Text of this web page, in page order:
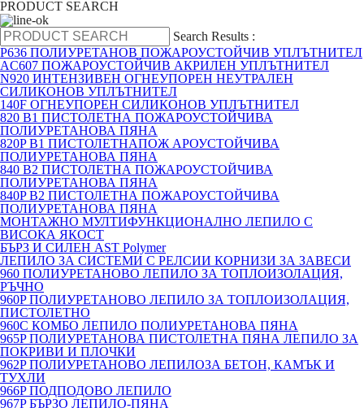
PRODUCT SEARCH
Search Results :
P636 ПОЛИУРЕТАНОВ ПОЖАРОУСТОЙЧИВ УПЛЪТНИТЕЛ
AC607 ПОЖАРОУСТОЙЧИВ АКРИЛЕН УПЛЪТНИТЕЛ
N920 ИНТЕНЗИВЕН ОГНЕУПОРЕН НЕУТРАЛЕН
СИЛИКОНОВ УПЛЪТНИТЕЛ
140F ОГНЕУПОРЕН СИЛИКОНОВ УПЛЪТНИТЕЛ
820 B1 ПИСТОЛЕТНА ПОЖАРОУСТОЙЧИВА
ПОЛИУРЕТАНОВА ПЯНА
820P B1 ПИСТОЛЕТНАПОЖ АРОУСТОЙЧИВА
ПОЛИУРЕТАНОВА ПЯНА
840 B2 ПИСТОЛЕТНА ПОЖАРОУСТОЙЧИВА
ПОЛИУРЕТАНОВА ПЯНА
840P B2 ПИСТОЛЕТНА ПОЖАРОУСТОЙЧИВА
ПОЛИУРЕТАНОВА ПЯНА
МОНТАЖНО МУЛТИФУНКЦИОНАЛНО ЛЕПИЛО С
ВИСОКА ЯКОСТ
БЪРЗ И СИЛЕН AST Polymer
ЛЕПИЛО ЗА СИСТЕМИ С РЕЛСИИ КОРНИЗИ ЗА ЗАВЕСИ
960 ПОЛИУРЕТАНОВО ЛЕПИЛО ЗА ТОПЛОИЗОЛАЦИЯ,
РЪЧНО
960P ПОЛИУРЕТАНОВО ЛЕПИЛО ЗА ТОПЛОИЗОЛАЦИЯ,
ПИСТОЛЕТНО
960C КОМБО ЛЕПИЛО ПОЛИУРЕТАНОВА ПЯНА
965P ПОЛИУРЕТАНОВА ПИСТОЛЕТНА ПЯНА ЛЕПИЛО ЗА
ПОКРИВИ И ПЛОЧКИ
962P ПОЛИУРЕТАНОВО ЛЕПИЛОЗА БЕТОН, КАМЪК И
ТУХЛИ
966P ПОДПОДОВО ЛЕПИЛО
967P БЪРЗО ЛЕПИЛО-ПЯНА